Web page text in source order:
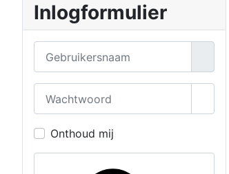
Inlogformulier
Onthoud mij